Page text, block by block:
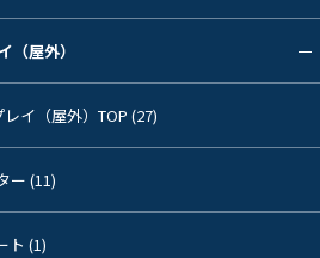
（屋外）
イ（屋外）TOP (27)
ー (11)
ト (1)